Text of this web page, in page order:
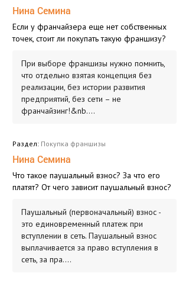
Нина Семина
Если у франчайзера еще нет собственных
точек, стоит ли покупать такую франшизу?
При выборе франшизы нужно помнить,
что отдельно взятая концепция без
реализации, без истории развития
предприятий, без сети – не
франчайзинг!&nb....
Раздел: Покупка франшизы
Нина Семина
Что такое паушальный взнос? За что его
платят? От чего зависит паушальный взнос?
Паушальный (первоначальный) взнос -
это единовременный платеж при
вступлении в сеть. Паушальный взнос
выплачивается за право вступления в
сеть, за пра....